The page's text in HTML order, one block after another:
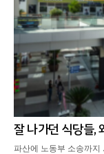
잘 나가던 식당들,
파산에 노동부 소송까